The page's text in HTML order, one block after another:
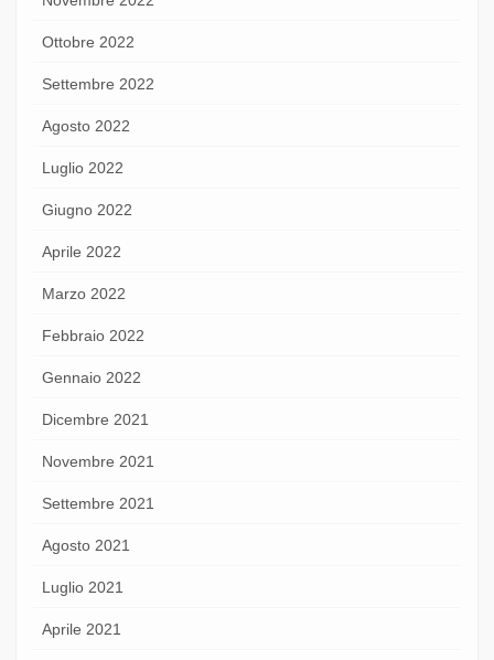
Ottobre 2022
Settembre 2022
Agosto 2022
Luglio 2022
Giugno 2022
Aprile 2022
Marzo 2022
Febbraio 2022
Gennaio 2022
Dicembre 2021
Novembre 2021
Settembre 2021
Agosto 2021
Luglio 2021
Aprile 2021